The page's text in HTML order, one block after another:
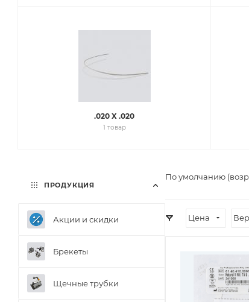
.020 X .020
1 товар
По умолчанию
Цена
ПРОДУКЦИЯ
Акции и скидки
Брекеты
Щечные трубки